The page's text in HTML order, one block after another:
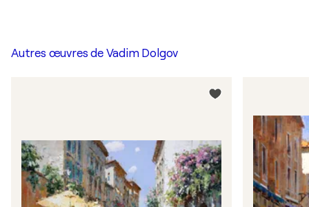
Autres œuvres de Vadim Dolgov